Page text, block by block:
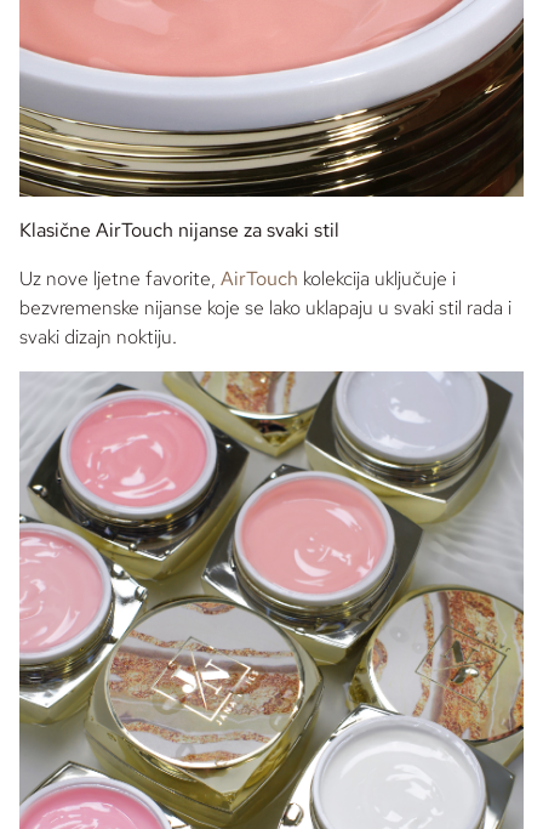
Klasične AirTouch nijanse za svaki stil
Uz nove ljetne favorite, AirTouch kolekcija uključuje i
bezvremenske nijanse koje se lako uklapaju u svaki stil rada i
svaki dizajn noktiju.